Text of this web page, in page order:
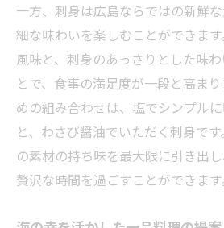
一方、刺身は広島ならではの新鮮
細な味わいを楽しむことができま
風味と、刺身のあっさりとした味
とで、食事の満足度が一段と高ま
めの組み合わせは、塩でシンプル
と、わさび醤油でいただく刺身で
の素材の持ち味を最大限に引き出
贅沢な時間を過ごすことができます